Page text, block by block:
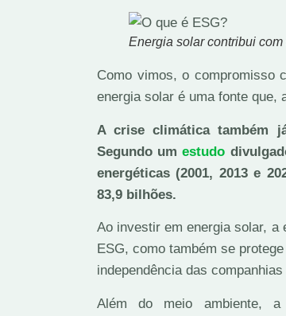
Energia solar contribui
Como vimos, o compromisso
energia solar é uma fonte que,
A crise climática também
Segundo umestudo
energéticas (2001, 2013 e
83,9 bilhões.
Ao investir em energia solar, a
ESG, como também se
independência das
Além do meio ambiente, a